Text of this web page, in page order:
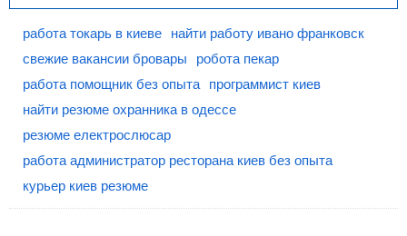
работа токарь в киеве
найти работу ивано франковск
свежие вакансии бровары
робота пекар
работа помощник без опыта
программист киев
найти резюме охранника в одессе
резюме електрослюсар
работа администратор ресторана киев без опыта
курьер киев резюме